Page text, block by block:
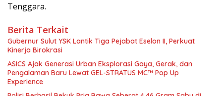
Tenggara.
Berita Terkait
Gubernur Sulut YSK Lantik Tiga Pejabat Eselon II, Perkuat
Kinerja Birokrasi
ASICS Ajak Generasi Urban Eksplorasi Gaya, Gerak, dan
Pengalaman Baru Lewat GEL-STRATUS MC™ Pop Up
Experience